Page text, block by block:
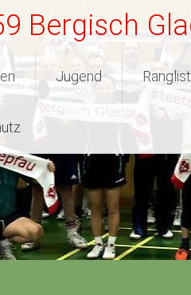
Bergisch
Jugend